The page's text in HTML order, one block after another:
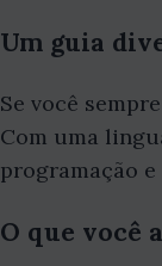
Um guia
Se você
Com uma
programação
O que você